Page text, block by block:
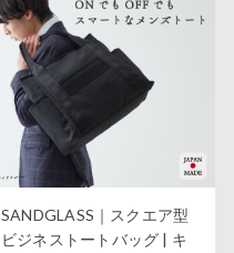
SANDGLASS｜スクエア型
ビジネストートバッグ | キ